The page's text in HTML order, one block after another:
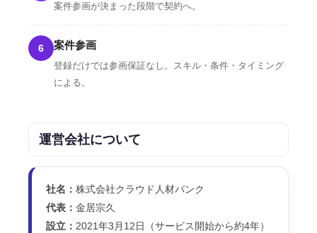
案件参画が決まった段階で契約へ。
6 案件参画
登録だけでは参画保証なし。スキル・条件・タイミング
による。
運営会社について
社名： 株式会社クラウド人材バンク
代表： 金居宗久
設立： 2021年3月12日（サービス開始から約4年）